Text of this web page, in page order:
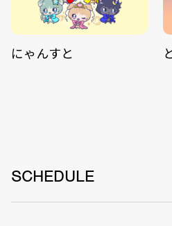
にゃんすと
SCHEDULE